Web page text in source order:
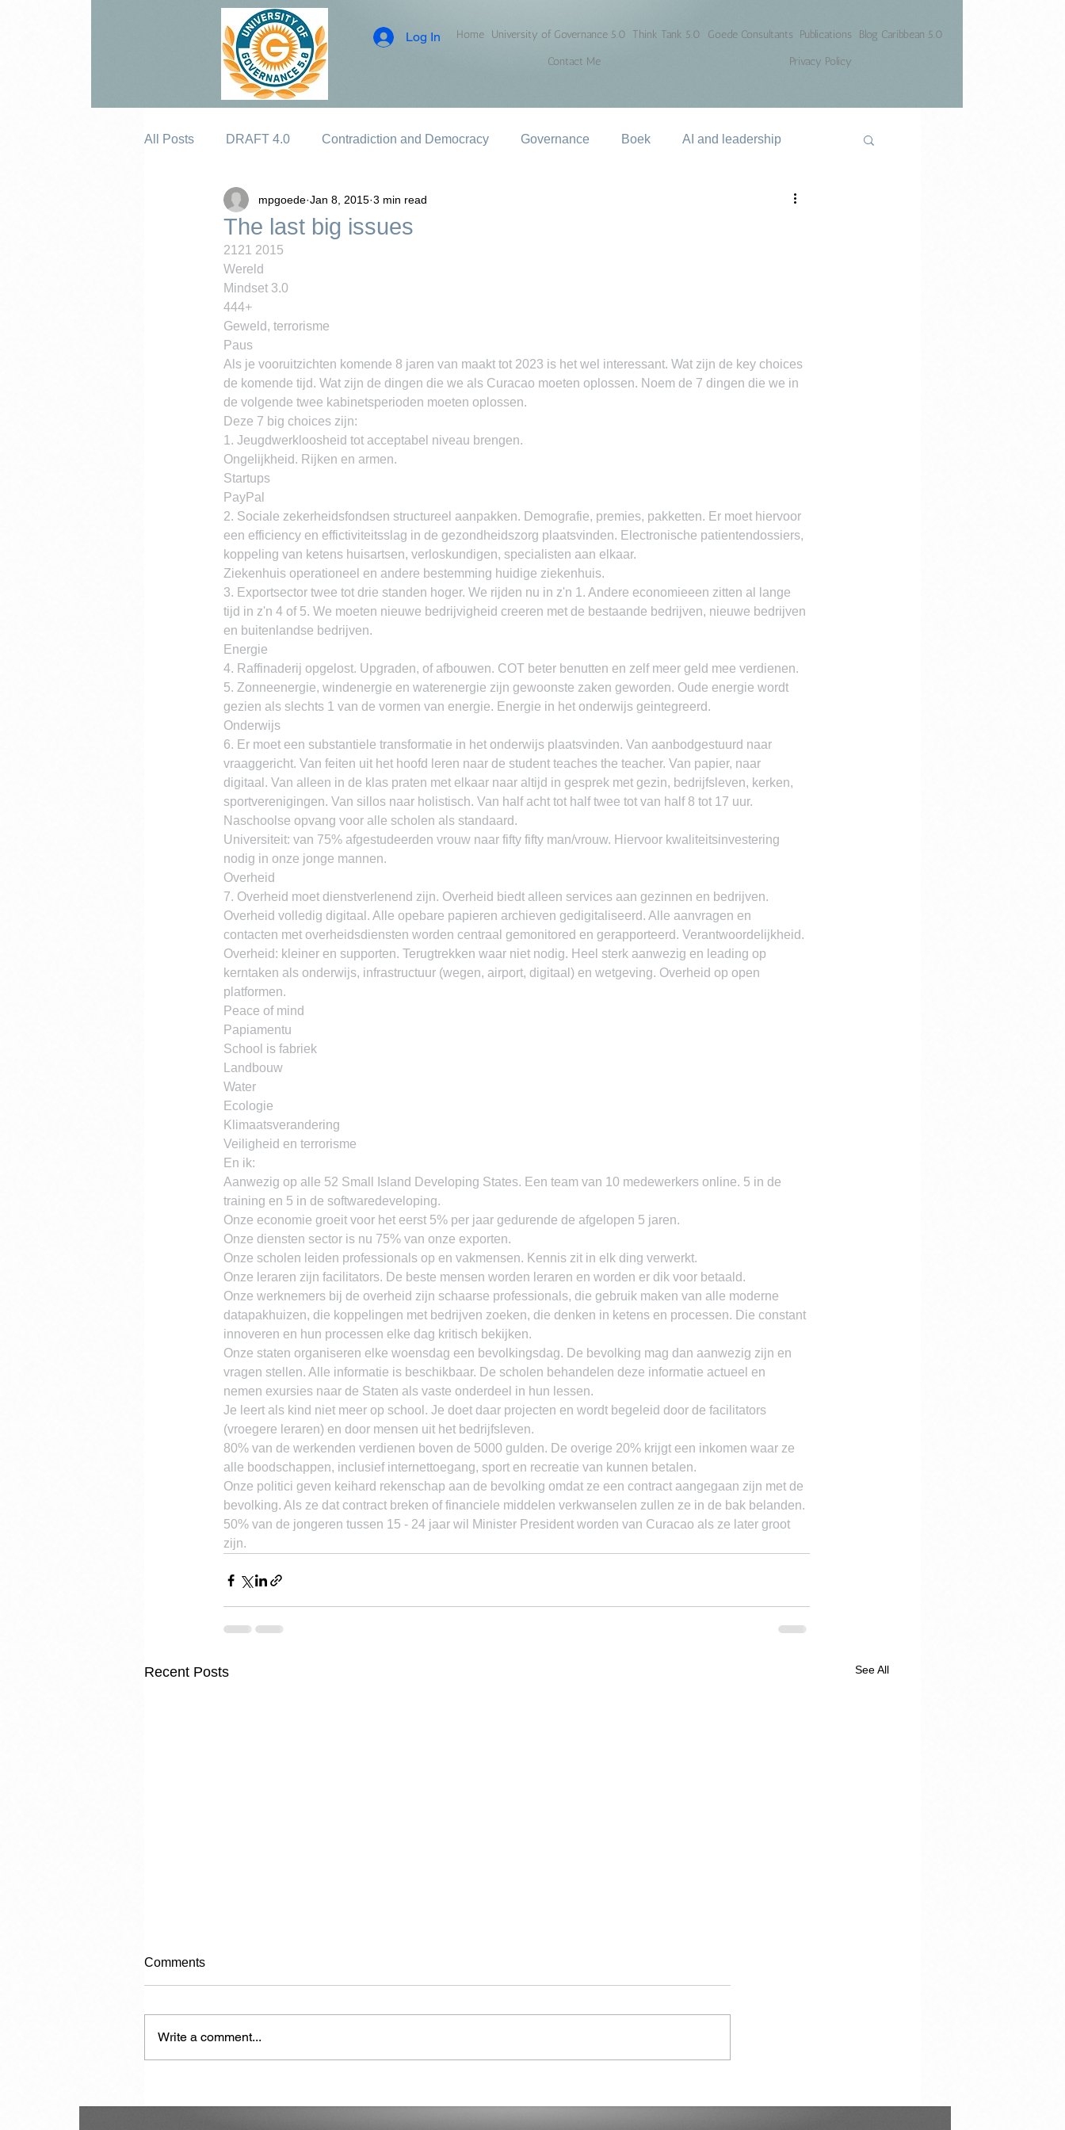
Log In Home University of Governance 5.0 Think Tank 5.0 Goede Consultants Publications
Blog Caribbean 5.0
Contact Me
Privacy Policy
All Posts DRAFT 4.0 Contradiction and Democracy Governance Boek AI and leadership
The last big issues
mpgoede Jan 8, 2015 3 min read
2121 2015
Wereld
Mindset 3.0
444+
Geweld, terrorisme
Paus
Als je vooruitzichten komende 8 jaren van maakt tot 2023 is het wel interessant. Wat zijn de key choices
de komende tijd. Wat zijn de dingen die we als Curacao moeten oplossen. Noem de 7 dingen die we in
de volgende twee kabinetsperioden moeten oplossen.
Deze 7 big choices zijn:
1. Jeugdwerkloosheid tot acceptabel niveau brengen.
Ongelijkheid. Rijken en armen.
Startups
PayPal
2. Sociale zekerheidsfondsen structureel aanpakken. Demografie, premies, pakketten. Er moet hiervoor
een efficiency en effictiviteitsslag in de gezondheidszorg plaatsvinden. Electronische patientendossiers,
koppeling van ketens huisartsen, verloskundigen, specialisten aan elkaar.
Ziekenhuis operationeel en andere bestemming huidige ziekenhuis.
3. Exportsector twee tot drie standen hoger. We rijden nu in z'n 1. Andere economieeen zitten al lange
tijd in z'n 4 of 5. We moeten nieuwe bedrijvigheid creeren met de bestaande bedrijven, nieuwe bedrijven
en buitenlandse bedrijven.
Energie
4. Raffinaderij opgelost. Upgraden, of afbouwen. COT beter benutten en zelf meer geld mee verdienen.
5. Zonneenergie, windenergie en waterenergie zijn gewoonste zaken geworden. Oude energie wordt
gezien als slechts 1 van de vormen van energie. Energie in het onderwijs geintegreerd.
Onderwijs
6. Er moet een substantiele transformatie in het onderwijs plaatsvinden. Van aanbodgestuurd naar
vraaggericht. Van feiten uit het hoofd leren naar de student teaches the teacher. Van papier, naar
digitaal. Van alleen in de klas praten met elkaar naar altijd in gesprek met gezin, bedrijfsleven, kerken,
sportverenigingen. Van sillos naar holistisch. Van half acht tot half twee tot van half 8 tot 17 uur.
Naschoolse opvang voor alle scholen als standaard.
Universiteit: van 75% afgestudeerden vrouw naar fifty fifty man/vrouw. Hiervoor kwaliteitsinvestering
nodig in onze jonge mannen.
Overheid
7. Overheid moet dienstverlenend zijn. Overheid biedt alleen services aan gezinnen en bedrijven.
Overheid volledig digitaal. Alle opebare papieren archieven gedigitaliseerd. Alle aanvragen en
contacten met overheidsdiensten worden centraal gemonitored en gerapporteerd. Verantwoordelijkheid.
Overheid: kleiner en supporten. Terugtrekken waar niet nodig. Heel sterk aanwezig en leading op
kerntaken als onderwijs, infrastructuur (wegen, airport, digitaal) en wetgeving. Overheid op open
platformen.
Peace of mind
Papiamentu
School is fabriek
Landbouw
Water
Ecologie
Klimaatsverandering
Veiligheid en terrorisme
En ik:
Aanwezig op alle 52 Small Island Developing States. Een team van 10 medewerkers online. 5 in de
training en 5 in de softwaredeveloping.
Onze economie groeit voor het eerst 5% per jaar gedurende de afgelopen 5 jaren.
Onze diensten sector is nu 75% van onze exporten.
Onze scholen leiden professionals op en vakmensen. Kennis zit in elk ding verwerkt.
Onze leraren zijn facilitators. De beste mensen worden leraren en worden er dik voor betaald.
Onze werknemers bij de overheid zijn schaarse professionals, die gebruik maken van alle moderne
datapakhuizen, die koppelingen met bedrijven zoeken, die denken in ketens en processen. Die constant
innoveren en hun processen elke dag kritisch bekijken.
Onze staten organiseren elke woensdag een bevolkingsdag. De bevolking mag dan aanwezig zijn en
vragen stellen. Alle informatie is beschikbaar. De scholen behandelen deze informatie actueel en
nemen exursies naar de Staten als vaste onderdeel in hun lessen.
Je leert als kind niet meer op school. Je doet daar projecten en wordt begeleid door de facilitators
(vroegere leraren) en door mensen uit het bedrijfsleven.
80% van de werkenden verdienen boven de 5000 gulden. De overige 20% krijgt een inkomen waar ze
alle boodschappen, inclusief internettoegang, sport en recreatie van kunnen betalen.
Onze politici geven keihard rekenschap aan de bevolking omdat ze een contract aangegaan zijn met de
bevolking. Als ze dat contract breken of financiele middelen verkwanselen zullen ze in de bak belanden.
50% van de jongeren tussen 15 - 24 jaar wil Minister President worden van Curacao als ze later groot
zijn.
Recent Posts See All
the Next Two Years
Curaçao in Our Hearts
Dictatorship of the Majority
Comments
Write a comment...